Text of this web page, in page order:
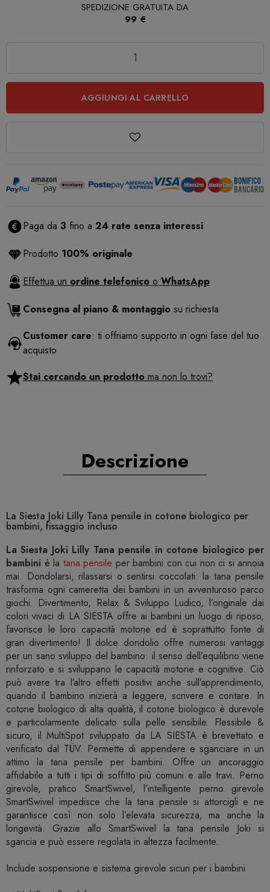
SPEDIZIONE GRATUITA DA
99 €
AGGIUNGI AL CARRELLO
Paga da 3 fino a 24 rate senza interessi
Prodotto 100% originale
Effettua un ordine telefonico o WhatsApp
Consegna al piano & montaggio su richiesta
Customer care: ti offriamo supporto in ogni fase del tuo
acquisto
Stai cercando un prodotto ma non lo trovi?
Descrizione
La Siesta Joki Lilly Tana pensile in cotone biologico per
bambini, fissaggio incluso
La Siesta Joki Lilly Tana pensile in cotone biologico per
bambini è la tana pensile per bambini con cui non ci si annoia
mai. Dondolarsi, rilassarsi o sentirsi coccolati: la tana pensile
trasforma ogni cameretta dei bambini in un avventuroso parco
giochi. Divertimento, Relax & Sviluppo Ludico, l’originale dai
colori vivaci di LA SIESTA offre ai bambini un luogo di riposo,
favorisce le loro capacità motorie ed è soprattutto fonte di
gran divertimento! Il dolce dondolio offre numerosi vantaggi
per un sano sviluppo del bambino: il senso dell’equilibrio viene
rinforzato e si sviluppano le capacità motorie e cognitive. Ciò
può avere tra l’altro effetti positivi anche sull’apprendimento,
quando il bambino inizierà a leggere, scrivere e contare. In
cotone biologico di alta qualità, il cotone biologico è durevole
e particolarmente delicato sulla pelle sensibile. Flessibile &
sicuro, il MultiSpot sviluppato da LA SIESTA è brevettato e
verificato dal TÜV. Permette di appendere e sganciare in un
attimo la tana pensile per bambini. Offre un ancoraggio
affidabile a tutti i tipi di soffitto più comuni e alle travi. Perno
girevole, pratico SmartSwivel, l’intelligente perno girevole
SmartSwivel impedisce che la tana pensile si attorcigli e ne
garantisce così non solo l’elevata sicurezza, ma anche la
longevità. Grazie allo SmartSwivel la tana pensile Joki si
sgancia e può essere regolata in altezza facilmente.
Include sospensione e sistema girevole sicuri per i bambini